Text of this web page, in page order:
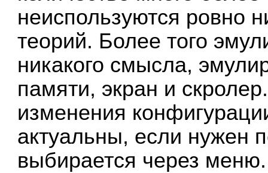
неиспользуются ровно
теорий. Более того
никакого смысла,
памяти, экран и
изменения
актуальны, если нужен
выбирается через меню.